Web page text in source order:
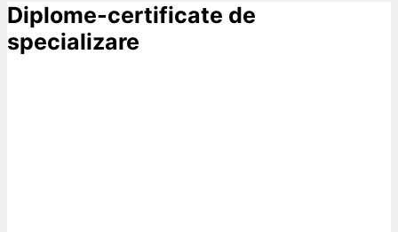
Diplome-certificate de
specializare